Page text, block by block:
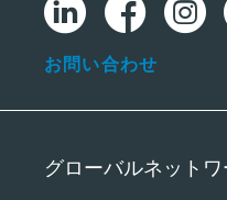
お問い合わせ
グローバルネット